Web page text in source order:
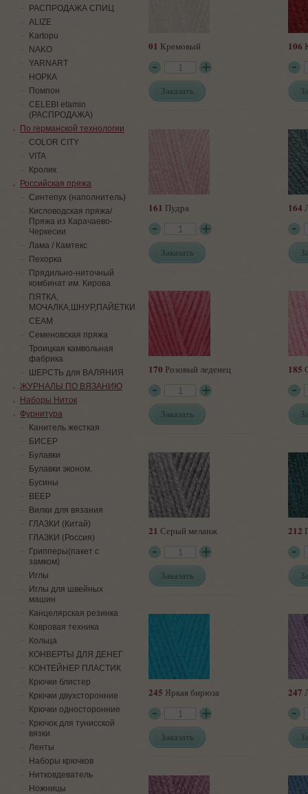
01 Кремовый
Заказать
106
161 Пудра
Заказать
164
170 Розовый леденец
Заказать
185
21 Серый меланж
Заказать
212
245 Яркая бирюза
Заказать
247
РАСПРОДАЖА СПИЦ
ALIZE
Kartopu
NAKO
YARNART
НОРКА
Помпон
СELEBI etamin
(РАСПРОДАЖА)
По германской технологии
COLOR CITY
VITA
Кролик
Российская пряжа
Синтепух (наполнитель)
Кисловодская пряжа/
Пряжа из Карачаево-
Черкесии
Лама / Камтекс
Пехорка
Прядильно-ниточный
комбинат им. Кирова
ПЯТКА,
МОЧАЛКА,ШНУР,ПАЙЕТКИ
СЕАМ
Семеновская пряжа
Троицкая камвольная
фабрика
ШЕРСТЬ для ВАЛЯНИЯ
ЖУРНАЛЫ ПО ВЯЗАНИЮ
Наборы Ниток
Фурнитура
Канитель жесткая
БИСЕР
Булавки
Булавки эконом.
Бусины
ВЕЕР
Вилки для вязания
ГЛАЗКИ (Китай)
ГЛАЗКИ (Россия)
Грипперы(пакет с
замком)
Иглы
Иглы для швейных
машин
Канцелярская резинка
Ковровая техника
Кольца
КОНВЕРТЫ ДЛЯ ДЕНЕГ
КОНТЕЙНЕР ПЛАСТИК
Крючки блистер
Крючки двухсторонние
Крючки односторонние
Крючок для тунисской
вязки
Ленты
Наборы крючков
Нитковдеватель
Ножницы